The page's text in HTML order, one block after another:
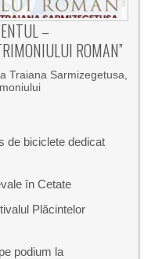
–
ROMAN”
Traiana Sarmizegetusa,
de biciclete dedicat
în Cetate
Plăcintelor
podium la